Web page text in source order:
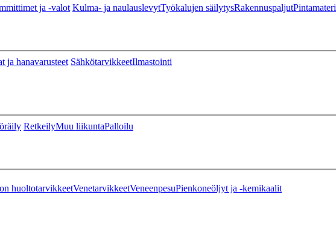
ja -valot Kulma- ja naulauslevytTyökalujen säilytysRakennuspaljut
ja hanavarusteet SähkötarvikkeetIlmastointi
RetkeilyMuu liikuntaPalloilu
huoltotarvikkeetVenetarvikkeetVeneenpesuPienkoneöljyt ja -kemikaalit